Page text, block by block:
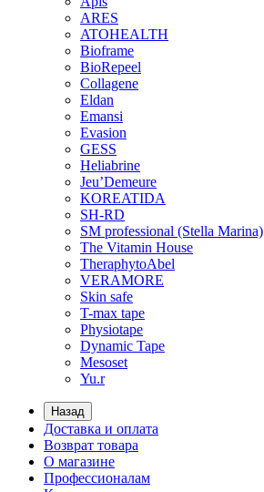
ARES
ATOHEALTH
Bioframe
BioRepeel
Collagene
Eldan
Emansi
Evasion
GESS
Heliabrine
Jeu’Demeure
KOREATIDA
SH-RD
SM professional (Stella Marina)
The Vitamin House
TheraphytoAbel
VERAMORE
Skin safe
T-max tape
Physiotape
Dynamic Tape
Mesoset
Yu.r
Назад
Доставка и оплата
Возврат товара
О магазине
Профессионалам